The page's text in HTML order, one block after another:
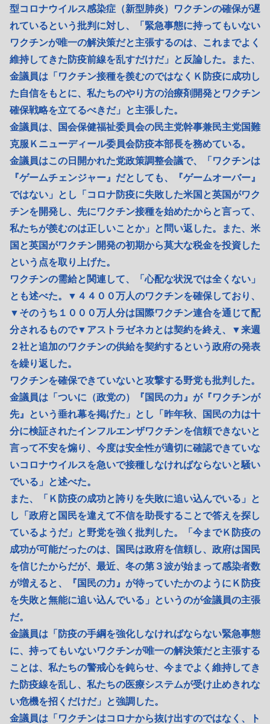
型コロナウイルス感染症（新型肺炎）ワクチンの確保が遅
れているという批判に対し、「緊急事態に持ってもいない
ワクチンが唯一の解決策だと主張するのは、これまでよく
維持してきた防疫前線を乱すだけだ」と反論した。また、
金議員は「ワクチン接種を羨むのではなくＫ防疫に成功し
た自信をもとに、私たちのやり方の治療剤開発とワクチン
確保戦略を立てるべきだ」と主張した。
金議員は、国会保健福祉委員会の民主党幹事兼民主党国難
克服Ｋニューディール委員会防疫本部長を務めている。
金議員はこの日開かれた党政策調整会議で、「ワクチンは
『ゲームチェンジャー』だとしても、『ゲームオーバー』
ではない」とし「コロナ防疫に失敗した米国と英国がワク
チンを開発し、先にワクチン接種を始めたからと言って、
私たちが羨むのは正しいことか」と問い返した。また、米
国と英国がワクチン開発の初期から莫大な税金を投資した
という点を取り上げた。
ワクチンの需給と関連して、「心配な状況では全くない」
とも述べた。▼４４００万人のワクチンを確保しており、
▼そのうち１０００万人分は国際ワクチン連合を通じて配
分されるもので▼アストラゼネカとは契約を終え、▼来週
２社と追加のワクチンの供給を契約するという政府の発表
を繰り返した。
ワクチンを確保できていないと攻撃する野党も批判した。
金議員は「ついに（政党の）『国民の力』が『ワクチンが
先』という垂れ幕を掲げた」とし「昨年秋、国民の力は十
分に検証されたインフルエンザワクチンを信頼できないと
言って不安を煽り、今度は安全性が適切に確認できていな
いコロナウイルスを急いで接種しなければならないと騒い
でいる」と述べた。
また、「Ｋ防疫の成功と誇りを失敗に追い込んでいる」と
し「政府と国民を違えて不信を助長することで答えを探し
ているようだ」と野党を強く批判した。「今までＫ防疫の
成功が可能だったのは、国民は政府を信頼し、政府は国民
を信じたからだが、最近、冬の第３波が始まって感染者数
が増えると、『国民の力』が待っていたかのようにＫ防疫
を失敗と無能に追い込んでいる」というのが金議員の主張
だ。
金議員は「防疫の手綱を強化しなければならない緊急事態
に、持ってもいないワクチンが唯一の解決策だと主張する
ことは、私たちの警戒心を鈍らせ、今までよく維持してき
た防疫線を乱し、私たちの医療システムが受け止めきれな
い危機を招くだけだ」と強調した。
金議員は「ワクチンはコロナから抜け出すのではなく、ト